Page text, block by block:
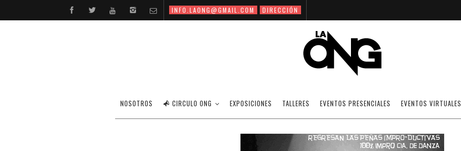
INFO.LAONG@GMAIL.COM DIRECCIÓN
NOSOTROS CIRCULO ONG EXPOSICIONES TALLERES EVENTOS PRESENCIALES EVENTOS VIRTUALES
PEÑA-IMPRO-DUCTIVA EN LA AZOTEA